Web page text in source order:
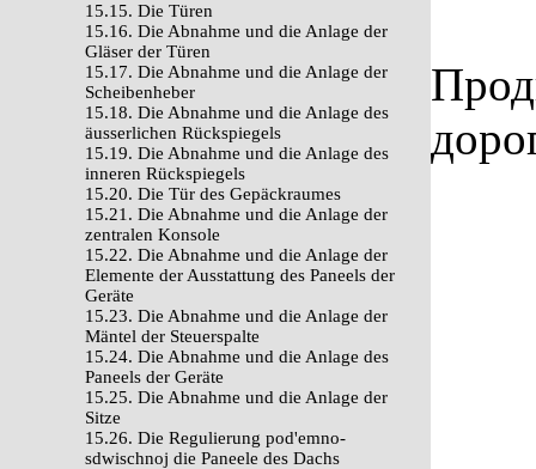
15.15. Die Türen
15.16. Die Abnahme und die Anlage der
Gläser der Türen
15.17. Die Abnahme und die Anlage der
Scheibenheber
15.18. Die Abnahme und die Anlage des
äusserlichen Rückspiegels
15.19. Die Abnahme und die Anlage des
inneren Rückspiegels
15.20. Die Tür des Gepäckraumes
15.21. Die Abnahme und die Anlage der
zentralen Konsole
15.22. Die Abnahme und die Anlage der
Elemente der Ausstattung des Paneels der
Geräte
15.23. Die Abnahme und die Anlage der
Mäntel der Steuerspalte
15.24. Die Abnahme und die Anlage des
Paneels der Geräte
15.25. Die Abnahme und die Anlage der
Sitze
15.26. Die Regulierung pod'emno-
sdwischnoj die Paneele des Dachs